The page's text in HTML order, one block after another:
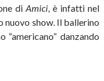
di Amici, è infatti nel
nuovo show. Il ballerino
danzando